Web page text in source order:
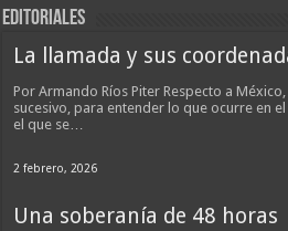
EDITORIALES
La llamada y sus
Por Armando Ríos Piter Respecto a
sucesivo, para entender lo que ocurre en
el que se…
2 febrero, 2026
Una soberanía de 48 horas